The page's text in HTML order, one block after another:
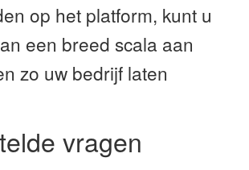
op het platform, kunt u
een breed scala aan
zo uw bedrijf laten
vragen